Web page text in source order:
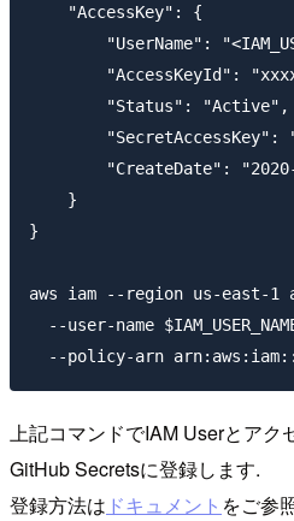
    "AccessKey": {
"UserName":
"AccessKeyId":
        "Status": "Active",
"SecretAccessKey":
"CreateDate":
    }
}
aws iam --region us-east-
--user-name
上記コマンドでIAM Userとアク
GitHub Secretsに登録します.
登録方法は ドキュメント をご参